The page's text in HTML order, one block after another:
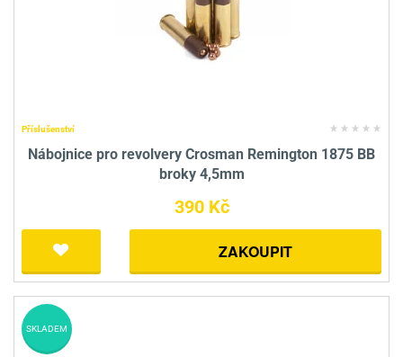
Příslušenství
Nábojnice pro revolvery Crosman Remington 1875 BB
broky 4,5mm
390 Kč
ZAKOUPIT
SKLADEM